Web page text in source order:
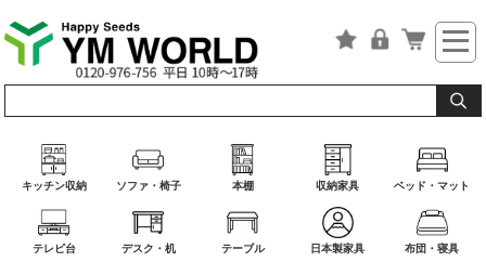
キッチン収納 ソファ・椅子 本棚 収納家具 ベッド・マット
テレビ台 デスク・机 テーブル 日本製家具 布団・寝具